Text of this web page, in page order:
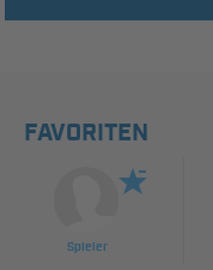
FAVORITEN
Spieler